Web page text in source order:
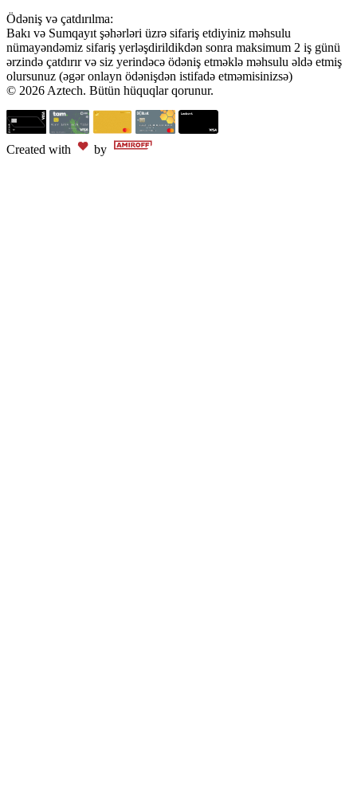
Ödəniş və çatdırılma:
Bakı və Sumqayıt şəhərləri üzrə sifariş etdiyiniz məhsulu
nümayəndəmiz sifariş yerləşdirildikdən sonra maksimum 2 iş günü
ərzində çatdırır və siz yerindəcə ödəniş etməklə məhsulu əldə etmiş
olursunuz (əgər onlayn ödənişdən istifadə etməmisinizsə)
© 2026 Aztech. Bütün hüquqlar qorunur.
Created with by